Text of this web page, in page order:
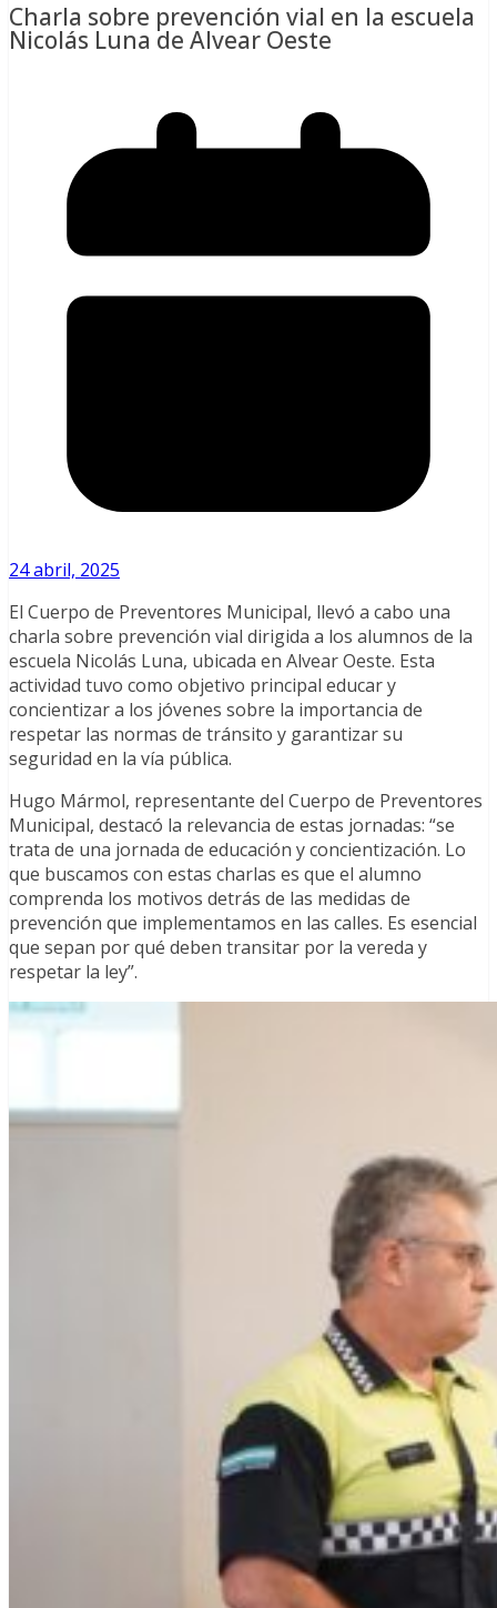
Charla sobre prevención vial en la escuela
Nicolás Luna de Alvear Oeste
24 abril, 2025
El Cuerpo de Preventores Municipal, llevó a cabo una
charla sobre prevención vial dirigida a los alumnos de la
escuela Nicolás Luna, ubicada en Alvear Oeste. Esta
actividad tuvo como objetivo principal educar y
concientizar a los jóvenes sobre la importancia de
respetar las normas de tránsito y garantizar su
seguridad en la vía pública.
Hugo Mármol, representante del Cuerpo de Preventores
Municipal, destacó la relevancia de estas jornadas: “se
trata de una jornada de educación y concientización. Lo
que buscamos con estas charlas es que el alumno
comprenda los motivos detrás de las medidas de
prevención que implementamos en las calles. Es esencial
que sepan por qué deben transitar por la vereda y
respetar la ley”.